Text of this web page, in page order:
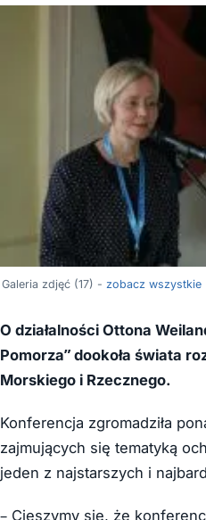
Galeria zdjęć (17) - zobacz wszystkie
O działalności Ottona
Pomorza” dookoła świata
Morskiego i Rzecznego.
Konferencja zgromadziła
zajmujących się tematyką
jeden z najstarszych i
– Cieszymy się, że